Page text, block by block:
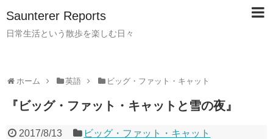
Saunterer Reports
日常生活という散歩を楽しむ日々
ホーム 英語 ビッグ・ファット・キャット
『ビッグ・ファット・キャットと雪の夜』
2017/8/13 ビッグ・ファット・キャット